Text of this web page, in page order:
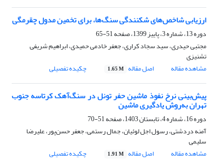
ارزیابی شاخص‌های شکنندگی سنگ‌ها، برای تخمین مدول چقرمگی
دوره 13، شماره 3، پاییز 1399، صفحه
51-65
مجتبی حیدری، سید سجاد کراری، جعفر خادمی حمیدی، ابراهیم شریفی
تشنیزی
مشاهده مقاله
اصل مقاله 1.65 M چکیده تفصیلی
پیش‌بینی نرخ نفوذ ماشین حفر تونل در سنگ‌آهک کرتاسه جنوب
تهران به‌روش یادگیری ماشین
دوره 16، شماره 4، تابستان 1403، صفحه
51-70
آمنه دردشتی، رسول اجل لوئیان، جمال رستمی، جعفر حسن‌پور، علیرضا
سلیمی
مشاهده مقاله
اصل مقاله 1.91 M چکیده تفصیلی